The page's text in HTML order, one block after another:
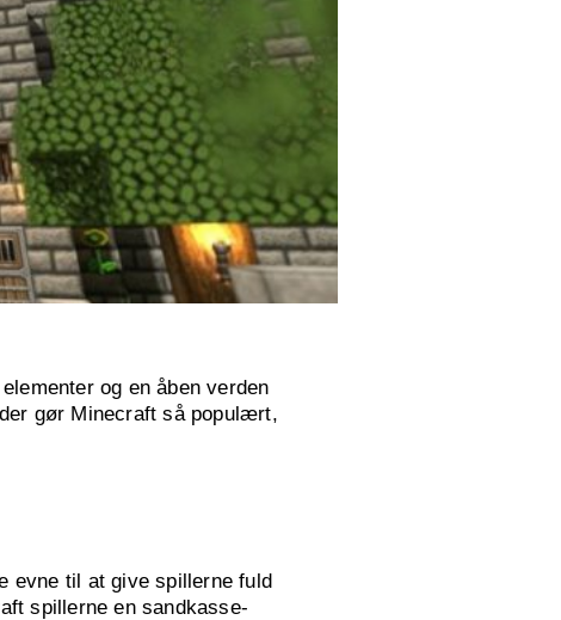
og en åben verden
gør Minecraft så populært,
evne til at give spillerne fuld
spillerne en sandkasse-